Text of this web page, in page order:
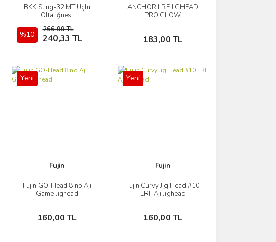
BKK Sting-32 MT Üçlü
Olta İğnesi
%10
266,99 TL
240,33 TL
İncele
Sepete Ekle
ANCHOR LRF JİGHEAD
PRO GLOW
183,00 TL
İncele
Sepete Ekle
Yeni
Fujin
Fujin GO-Head 8 no Aji
Game Jighead
160,00 TL
İncele
Sepete Ekle
Yeni
Fujin
Fujin Curvy Jig Head #10
LRF Aji Jighead
160,00 TL
İncele
Sepete Ekle